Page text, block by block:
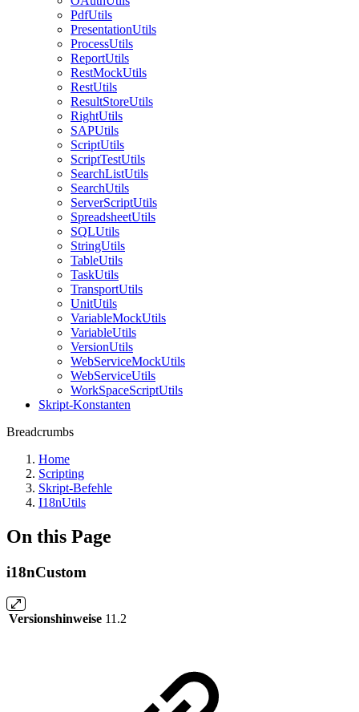
PdfUtils
PresentationUtils
ProcessUtils
ReportUtils
RestMockUtils
RestUtils
ResultStoreUtils
RightUtils
SAPUtils
ScriptUtils
ScriptTestUtils
SearchListUtils
SearchUtils
ServerScriptUtils
SpreadsheetUtils
SQLUtils
StringUtils
TableUtils
TaskUtils
TransportUtils
UnitUtils
VariableMockUtils
VariableUtils
VersionUtils
WebServiceMockUtils
WebServiceUtils
WorkSpaceScriptUtils
Skript-Konstanten
Breadcrumbs
Home
Scripting
Skript-Befehle
I18nUtils
On this Page
i18nCustom
Versionshinweise 11.2